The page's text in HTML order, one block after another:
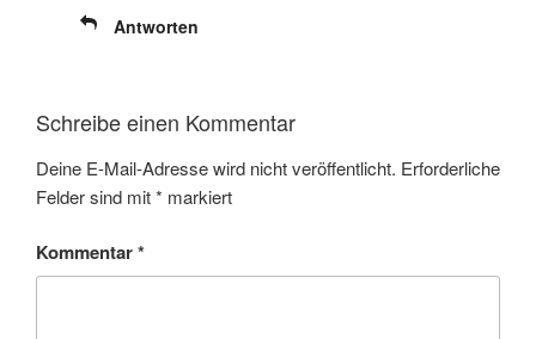
Antworten
Schreibe einen Kommentar
Deine E-Mail-Adresse wird nicht veröffentlicht. Erforderliche
Felder sind mit* markiert
Kommentar*